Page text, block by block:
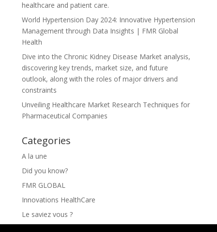
healthcare and patient care.
World Hypertension Day 2024: Innovative Hypertension
Management through Data Insights | FMR Global
Health
Dive into the Chronic Kidney Disease Market analysis,
discovering key trends, market size, and future
outlook, along with the roles of major drivers and
constraints
Unveiling Healthcare Market Research Techniques for
Pharmaceutical Companies
Categories
A la une
Did you know?
FMR GLOBAL
Innovations HealthCare
Le saviez vous ?